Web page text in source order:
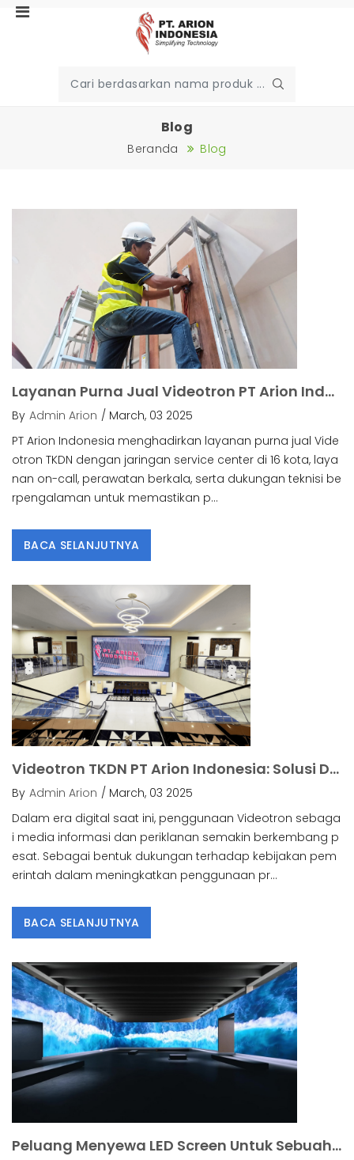
Blog
Beranda Blog
Layanan Purna Jual Videotron PT Arion Indonesia: Jaminan Kualitas Dan Dukungan Maksimal.
By Admin Arion / March, 03 2025
PT Arion Indonesia menghadirkan layanan purna jual Vide
otron TKDN dengan jaringan service center di 16 kota, laya
nan on-call, perawatan berkala, serta dukungan teknisi be
rpengalaman untuk memastikan p...
BACA SELANJUTNYA
Videotron TKDN PT Arion Indonesia: Solusi Digital Berkualitas.
By Admin Arion / March, 03 2025
Dalam era digital saat ini, penggunaan Videotron sebaga
i media informasi dan periklanan semakin berkembang p
esat. Sebagai bentuk dukungan terhadap kebijakan pem
erintah dalam meningkatkan penggunaan pr...
BACA SELANJUTNYA
Peluang Menyewa LED Screen Untuk Sebuah Acara: Langit Adalah Batasnya.